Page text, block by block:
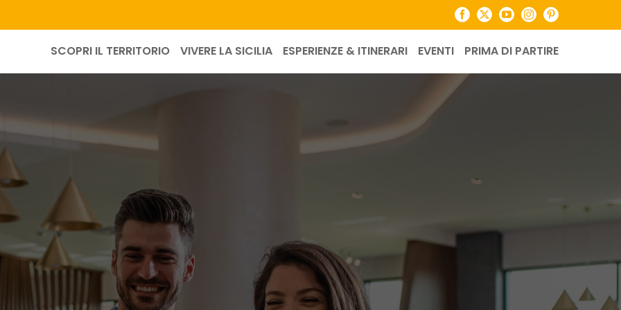
Facebook
X YouTubeInstagramPinterest
SCOPRI IL TERRITORIO VIVERE LA SICILIA ESPERIENZE & ITINERARI EVENTI PRIMA DI PARTIRE